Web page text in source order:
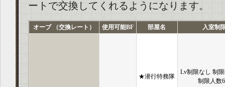
ートで交換してくれるようになります。
オーブ （交換レート） 使用可能BF 部屋名 入室制
★潜行特務隊
Lv制限なし 制
制限人数